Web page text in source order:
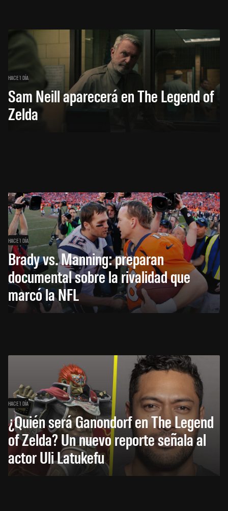
HACE 1 DÍA
Sam Neill aparecerá en The Legend of
Zelda
HACE 1 DÍA
Brady vs. Manning: preparan
documental sobre la rivalidad que
marcó la NFL
HACE 1 DÍA
¿Quién será Ganondorf en The Legend
of Zelda? Un nuevo reporte señala al
actor Uli Latukefu